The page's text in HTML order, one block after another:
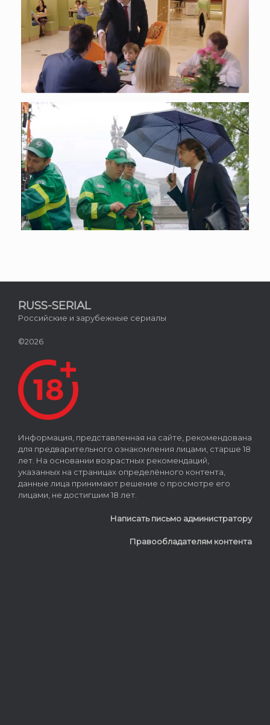
RUSS-SERIAL
Российские и зарубежные сериалы
©2026
Информация, представленная на сайте, рекомендована
для предварительного ознакомления лицами, старше 18
лет. На основании возрастных рекомендаций,
указанных на страницах определённого контента,
данные лица принимают решение о просмотре его
лицами, не достигшим 18 лет.
Написать письмо администратору
Правообладателям контента